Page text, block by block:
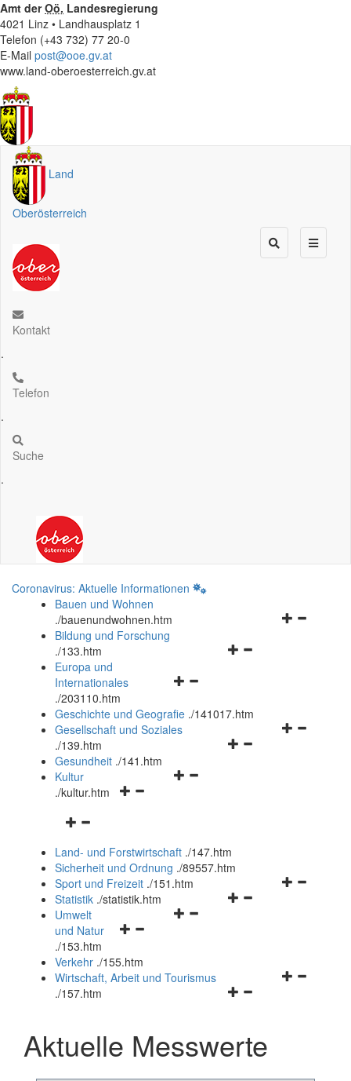
Amt derOö. Landesregierung
4021 Linz • Landhausplatz 1
Telefon (+43 732) 77 20-0
E-Mail post@ooe.gv.at
www.land-oberoesterreich.gv.at
Land
Oberösterreich
Kontakt
.
Telefon
.
Suche
.
Coronavirus: Aktuelle Informationen
Bauen und Wohnen
./bauenundwohnen.htm
Navigationsmenü
Bildung und Forschung
./133.htm
Navigationsmenü
und
schließen
Europa und
Internationales
./203110.htm
Geschichte und Geografie ./141017.htm
Navigationsmenü
Gesellschaft und Soziales
./139.htm
Navigationsmenü
Gesundheit ./141.htm
Navigationsmenü
Kultur
./kultur.htm
Navigationsmenü
und
schließen
Land- und Forstwirtschaft ./147.htm
Sicherheit und Ordnung ./89557.htm
Navigationsmenü
Sport und Freizeit ./151.htm
Navigationsmenü
Statistik ./statistik.htm
Navigationsmenü
und
schließen
Umwelt
und Natur
./153.htm
Verkehr ./155.htm
Navigationsmenü
schließen
Wirtschaft, Arbeit und Tourismus
./157.htm
Aktuelle Messwerte